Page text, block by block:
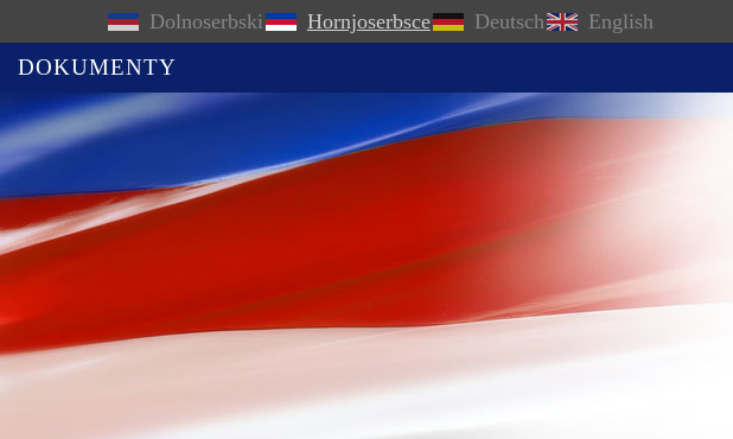
Dolnoserbski Hornjoserbsce Deutsch English
DOKUMENTY